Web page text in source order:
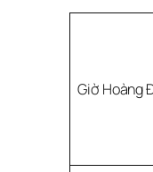
Giờ Hoàng